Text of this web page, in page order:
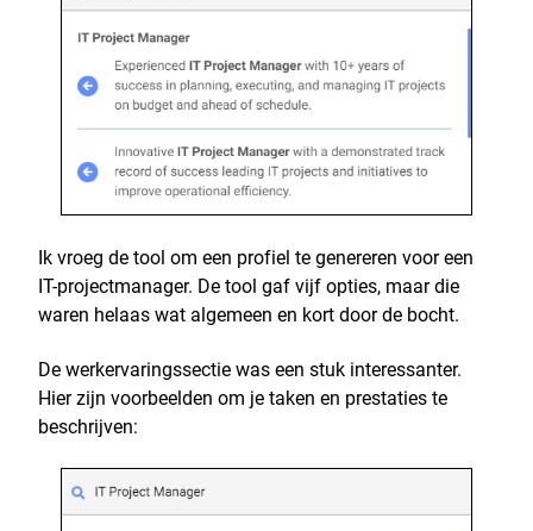
Ik vroeg de tool om een profiel te genereren voor een
IT-projectmanager. De tool gaf vijf opties, maar die
waren helaas wat algemeen en kort door de bocht.
De werkervaringssectie was een stuk interessanter.
Hier zijn voorbeelden om je taken en prestaties te
beschrijven: